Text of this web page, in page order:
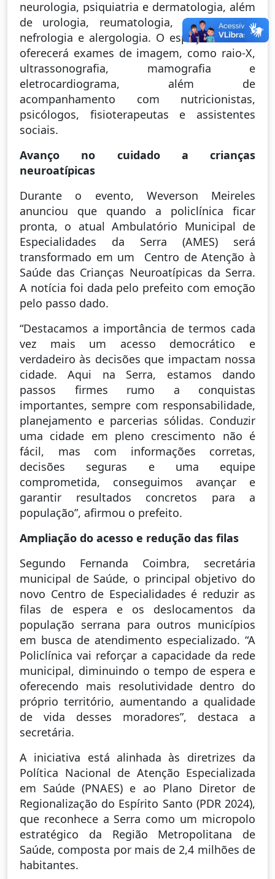
neurologia, psiquiatria e dermatologia, além
de urologia, reumatologia, pneumologia,
nefrologia e alergologia. O espaço também
oferecerá exames de imagem, como raio-X,
ultrassonografia, mamografia e
eletrocardiograma, além de
acompanhamento com nutricionistas,
psicólogos, fisioterapeutas e assistentes
sociais.
Avanço no cuidado a crianças
neuroatípicas
Durante o evento, Weverson Meireles
anunciou que quando a policlínica ficar
pronta, o atual Ambulatório Municipal de
Especialidades da Serra (AMES) será
transformado em um Centro de Atenção à
Saúde das Crianças Neuroatípicas da Serra.
A notícia foi dada pelo prefeito com emoção
pelo passo dado.
“Destacamos a importância de termos cada
vez mais um acesso democrático e
verdadeiro às decisões que impactam nossa
cidade. Aqui na Serra, estamos dando
passos firmes rumo a conquistas
importantes, sempre com responsabilidade,
planejamento e parcerias sólidas. Conduzir
uma cidade em pleno crescimento não é
fácil, mas com informações corretas,
decisões seguras e uma equipe
comprometida, conseguimos avançar e
garantir resultados concretos para a
população”, afirmou o prefeito.
Ampliação do acesso e redução das filas
Segundo Fernanda Coimbra, secretária
municipal de Saúde, o principal objetivo do
novo Centro de Especialidades é reduzir as
filas de espera e os deslocamentos da
população serrana para outros municípios
em busca de atendimento especializado. “A
Policlínica vai reforçar a capacidade da rede
municipal, diminuindo o tempo de espera e
oferecendo mais resolutividade dentro do
próprio território, aumentando a qualidade
de vida desses moradores”, destaca a
secretária.
A iniciativa está alinhada às diretrizes da
Política Nacional de Atenção Especializada
em Saúde (PNAES) e ao Plano Diretor de
Regionalização do Espírito Santo (PDR 2024),
que reconhece a Serra como um micropolo
estratégico da Região Metropolitana de
Saúde, composta por mais de 2,4 milhões de
habitantes.